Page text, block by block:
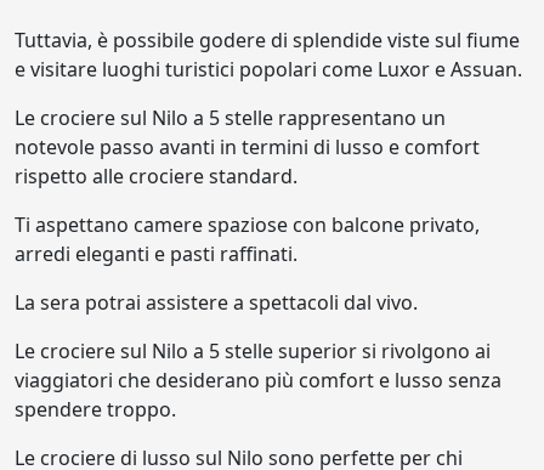
Tuttavia, è possibile godere di splendide viste sul fiume
e visitare luoghi turistici popolari come Luxor e Assuan.
Le crociere sul Nilo a 5 stelle rappresentano un
notevole passo avanti in termini di lusso e comfort
rispetto alle crociere standard.
Ti aspettano camere spaziose con balcone privato,
arredi eleganti e pasti raffinati.
La sera potrai assistere a spettacoli dal vivo.
Le crociere sul Nilo a 5 stelle superior si rivolgono ai
viaggiatori che desiderano più comfort e lusso senza
spendere troppo.
Le crociere di lusso sul Nilo sono perfette per chi